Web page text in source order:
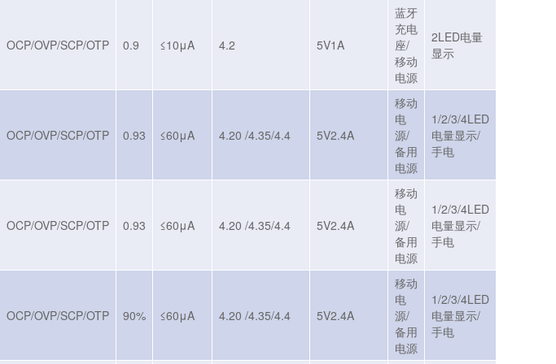
OCP/OVP/SCP/OTP 0.9 ≤10μA 4.2 5V1A
蓝牙
充电
座/
移动
电源
2LED电量
显示
OCP/OVP/SCP/OTP 0.93 ≤60μA 4.20 /4.35/4.4 5V2.4A
移动
电
源/
备用
电源
1/2/3/4LED
电量显示/
手电
OCP/OVP/SCP/OTP 0.93 ≤60μA 4.20 /4.35/4.4 5V2.4A
移动
电
源/
备用
电源
1/2/3/4LED
电量显示/
手电
OCP/OVP/SCP/OTP 90% ≤60μA 4.20 /4.35/4.4 5V2.4A
移动
电
源/
备用
电源
1/2/3/4LED
电量显示/
手电